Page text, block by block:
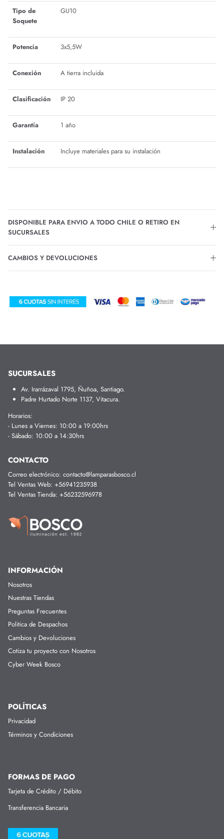
Tipo de
Soquete
GU10
Potencia 3x5,5W
Conexión A tierra incluida
Clasificación IP 20
Garantía 1 año
Instalación Incluye materiales para su instalación
DISPONIBLE PARA ENVIO A TODO CHILE O RETIRO EN
SUCURSALES
CAMBIOS Y DEVOLUCIONES
SUCURSALES
Av. Irarrázaval 1795, Ñuñoa, Santiago.
Padre Hurtado Norte 1137, Vitacura.
Horarios:
- Lunes a Viernes: 10:00 a 19:00hrs
- Sábado: 10:00 a 14:30hrs
CONTACTO
Correo electrónico: contacto@lamparasbosco.cl
Tel Ventas Web: +56941235938
Tel Ventas Tienda: +56232596978
INFORMACIÓN
Nosotros
Nuestras Tiendas
Preguntas Frecuentes
Politica de Despachos
Cambios y Devoluciones
Cotiza tu proyecto con Nosotros
Cyber Week Bosco
POLÍTICAS
Privacidad
Términos y Condiciones
FORMAS DE PAGO
Tarjeta de Crédito / Débito
Transferencia Bancaria